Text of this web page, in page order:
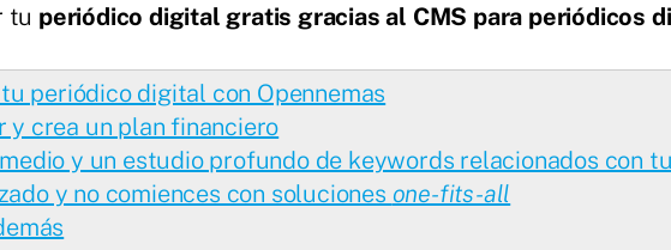
tu periódico digital gratis gracias al CMS para periódicos
periódico digital con Opennemas
y crea un plan financiero
y un estudio profundo de keywords relacionados con
y no comiences con soluciones one-fits-all